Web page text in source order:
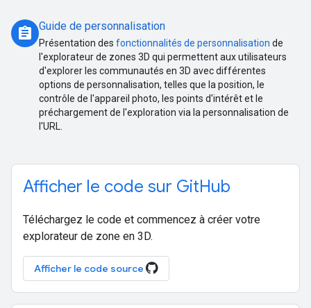
assignment Guide de personnalisation
Présentation des fonctionnalités de personnalisation de
l'explorateur de zones 3D qui permettent aux utilisateurs
d'explorer les communautés en 3D avec différentes
options de personnalisation, telles que la position, le
contrôle de l'appareil photo, les points d'intérêt et le
préchargement de l'exploration via la personnalisation de
l'URL.
Afficher le code sur GitHub
Téléchargez le code et commencez à créer votre
explorateur de zone en 3D.
Afficher le code source